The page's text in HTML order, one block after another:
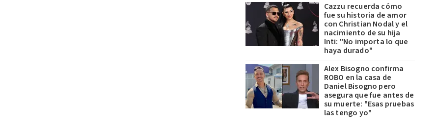
Cazzu recuerda cómo
fue su historia de amor
con Christian Nodal y el
nacimiento de su hija
Inti: "No importa lo que
haya durado"
Alex Bisogno confirma
ROBO en la casa de
Daniel Bisogno pero
asegura que fue antes de
su muerte: "Esas pruebas
las tengo yo"